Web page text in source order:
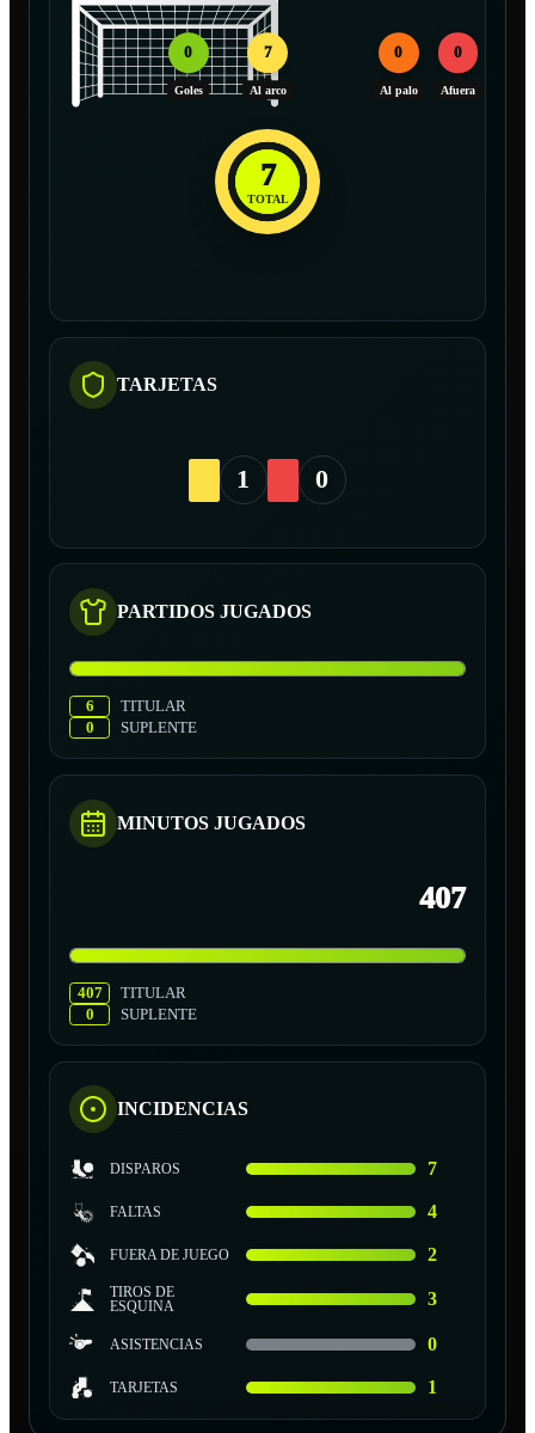
0
Goles
7
Al arco
0
Al palo
0
Afuera
7
TOTAL
TARJETAS
1 0
PARTIDOS JUGADOS
6
TITULAR
0
SUPLENTE
MINUTOS JUGADOS
407
407
TITULAR
0
SUPLENTE
INCIDENCIAS
DISPAROS 7
FALTAS 4
FUERA DE JUEGO 2
TIROS DE
ESQUINA
3
ASISTENCIAS 0
TARJETAS 1